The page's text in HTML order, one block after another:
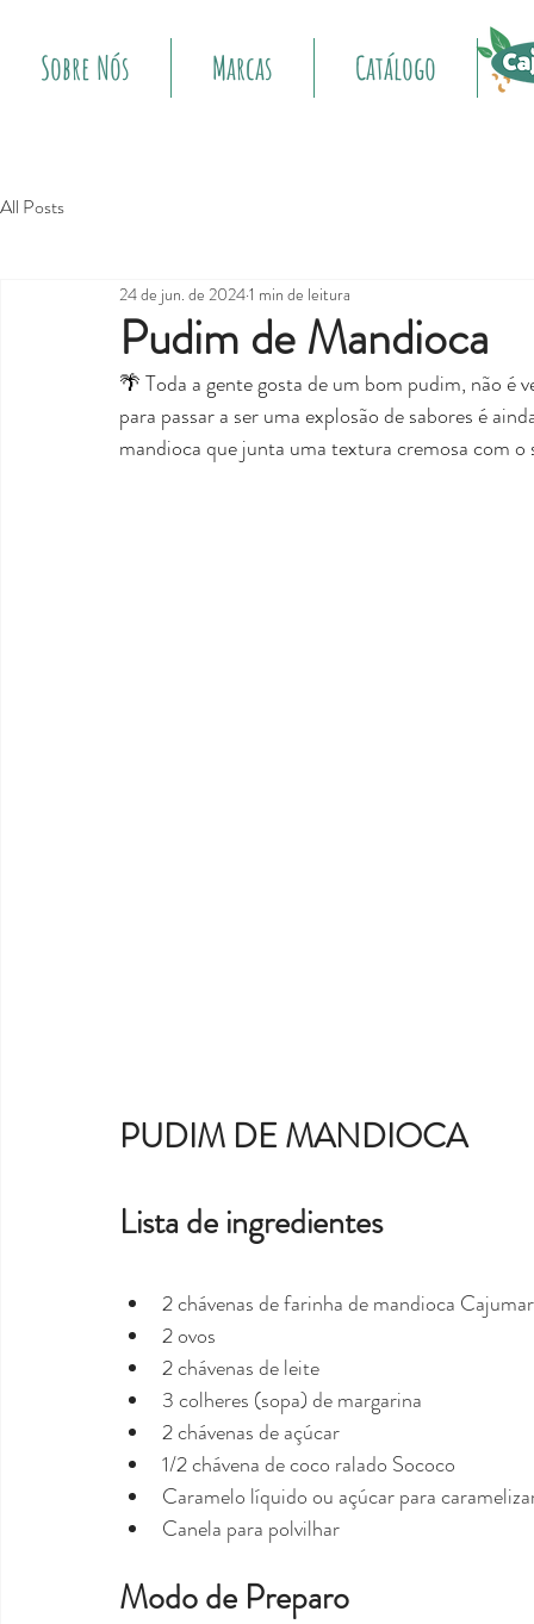
Sobre Nós Marcas Catálogo
All Posts
Pudim de Mandioca
24 de jun. de 20241 min de leitura
🌴 Toda a gente gosta de um bom pudim, não é
para passar a ser uma explosão de sabores é
mandioca que junta uma textura cremosa com
PUDIM DE MANDIOCA
Lista de ingredientes
2 chávenas de farinha de mandioca Cajumar
2 ovos
2 chávenas de leite
3 colheres (sopa) de margarina
2 chávenas de açúcar
1/2 chávena de coco ralado Sococo
Caramelo líquido ou açúcar para
Canela para polvilhar
Modo de Preparo